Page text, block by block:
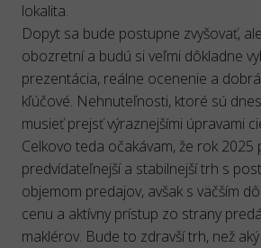
lokalita.
Dopyt sa bude postupne zvyšovať, ale
obozretní a budú si veľmi dôkladne
prezentácia, reálne ocenenie a
kľúčové. Nehnuteľnosti, ktoré sú
musieť prejsť výraznejšími úpravami
Celkovo teda očakávam, že rok 2025
predvídateľnejší a stabilnejší trh s
objemom predajov, avšak s väčším
cenu a aktívny prístup zo strany
maklérov. Bude to zdravší trh, než